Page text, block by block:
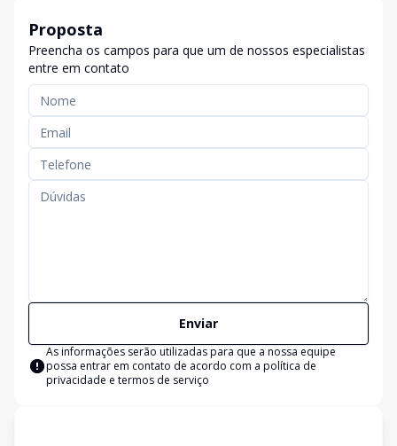
Proposta
Preencha os campos para que um de nossos especialistas
entre em contato
Enviar
As informações serão utilizadas para que a nossa equipe
possa entrar em contato de acordo com a política de
privacidade e termos de serviço